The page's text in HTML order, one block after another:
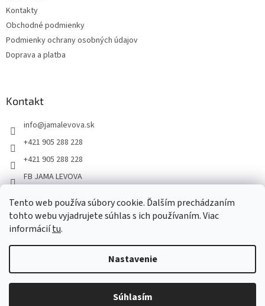
Tento web používa súbory cookie. Ďalším prechádzaním
tohto webu vyjadrujete súhlas s ich používaním. Viac
informáciítu.
Nastavenie
Súhlasím
Vážení zákazníci, z dôvodu dovoleniek môže v tomto období
dochádzať ku predĺženiu dodacích lehôt. Od 30.7. do 10.8. bude
pozastavený aj osobný odber na našom výdajnom mieste. Ďakujeme
Kontakty
Obchodné podmienky
Podmienky ochrany osobných údajov
Doprava a platba
Kontakt
info@jamalevova.sk
+421 905 288 228
+421 905 288 228
FB JAMA LEVOVA
JamaLevova
+421905288228
JAMA LEVOVA. Všetky práva vyhradené.